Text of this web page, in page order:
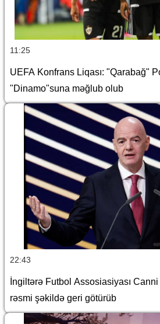
11:25
UEFA Konfrans Liqası: "Qarabağ"
"Dinamo"suna məğlub olub
22:43
İngiltərə Futbol Assosiasiyası
rəsmi şəkildə geri götürüb